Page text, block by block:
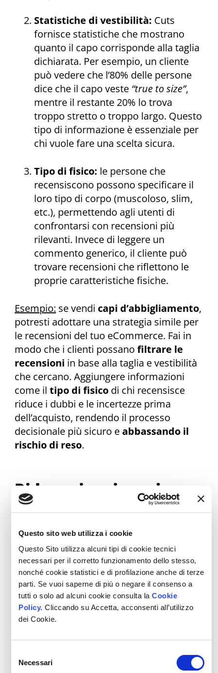
Questo sito web utilizza i cookie
Questo Sito utilizza alcuni tipi di cookie tecnici
necessari per il corretto funzionamento dello stesso,
nonché cookie statistici e di profilazione anche di terze
parti. Se vuoi saperne di più o negare il consenso a
tutti o solo ad alcuni cookie consulta la Cookie
Policy. Cliccando su Accetta, acconsenti all’utilizzo
dei Cookie.
delNecessari
Statistiche di vestibilità: Cuts
fornisce statistiche che mostrano
quanto il capo corrisponde alla taglia
dichiarata. Per esempio, un cliente
può vedere che l’80% delle persone
dice che il capo veste “true to size”,
mentre il restante 20% lo trova
troppo stretto o troppo largo. Questo
tipo di informazione è essenziale per
chi vuole fare una scelta sicura.
Tipo di fisico: le persone che
recensiscono possono specificare il
loro tipo di corpo (muscoloso, slim,
etc.), permettendo agli utenti di
confrontarsi con recensioni più
rilevanti. Invece di leggere un
commento generico, il cliente può
trovare recensioni che riflettono le
proprie caratteristiche fisiche.
Esempio: se vendi capi d’abbigliamento,
potresti adottare una strategia simile per
le recensioni del tuo eCommerce. Fai in
modo che i clienti possano filtrare le
recensioni in base alla taglia e vestibilità
che cercano. Aggiungere informazioni
come il tipo di fisico di chi recensisce
riduce i dubbi e le incertezze prima
dell’acquisto, rendendo il processo
decisionale più sicuro eabbassando il
rischio di reso.
Ridurre i resi grazie a
recensioni dettagliate
Uno dei maggiori problemi degli
eCommerce è iltasso di reso,
soprattutto quando si tratta di
abbigliamento.
Cuts Clothing ha trovato unasoluzione
funzionale
: dare ai clienti tutte le
di acquistare.